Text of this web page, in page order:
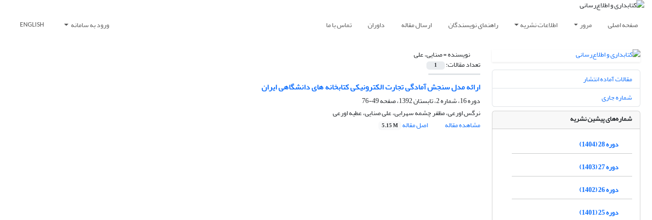
صفحه اصلی مرور اطلاعات نشریه راهنمای نویسندگان ارسال مقاله داوران تماس با ما ورود به سامانه ENGLISH
نویسنده =صنایی، علی
تعداد مقالات: 1
ارائه مدل سنجش آمادگی تجارت الکترونیکی کتابخانه های دانشگاهی ایران
دوره 16، شماره 2، تابستان 1392، صفحه
49-76
نرگس اورعی، مظفر چشمه سهرابی، علی صنایی، عطیه اورعی
مشاهده مقاله
اصل مقاله 5.15 M
مقالات آماده انتشار
شماره جاری
شماره‌های پیشین نشریه
دوره 28 (1404)
دوره 27 (1403)
دوره 26 (1402)
دوره 25 (1401)